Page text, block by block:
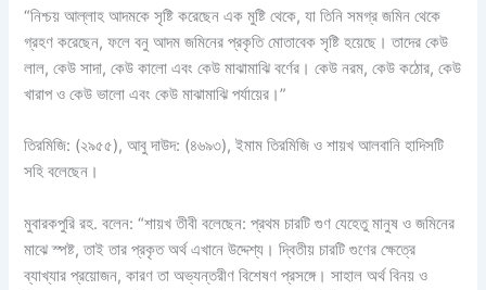
“নিশ্চয় আল্লাহ আদমকে সৃষ্টি করেছেন এক মুষ্টি থেকে, যা তিনি সমগ্র জমিন থেকে
গ্রহণ করেছেন, ফলে বনু আদম জমিনের প্রকৃতি মোতাবেক সৃষ্টি হয়েছে। তাদের কেউ
লাল, কেউ সাদা, কেউ কালো এবং কেউ মাঝামাঝি বর্ণের। কেউ নরম, কেউ কঠোর, কেউ
খারাপ ও কেউ ভালো এবং কেউ মাঝামাঝি পর্যায়ের।”
তিরমিজি: (২৯৫৫), আবু দাউদ: (৪৬৯৩), ইমাম তিরমিজি ও শায়খ আলবানি হাদিসটি
সহি বলেছেন।
মুবারকপুরি রহ. বলেন: “শায়খ তীবী বলেছেন: প্রথম চারটি গুণ যেহেতু মানুষ ও জমিনের
মাঝে স্পষ্ট, তাই তার প্রকৃত অর্থ এখানে উদ্দেশ্য। দ্বিতীয় চারটি গুণের ক্ষেত্রে
ব্যাখ্যার প্রয়োজন, কারণ তা অভ্যন্তরীণ বিশেষণ প্রসঙ্গে। সাহাল অর্থ বিনয় ও